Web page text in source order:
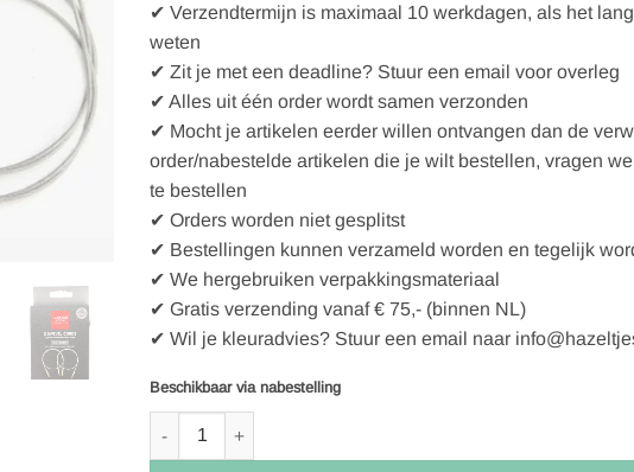
✔ Verzendtermijn is maximaal 10 werkdagen, als het
weten
✔ Zit je met een deadline? Stuur een email voor overleg
✔ Alles uit één order wordt samen verzonden
✔ Mocht je artikelen eerder willen ontvangen dan de
order/nabestelde artikelen die je wilt bestellen, vragen
te bestellen
✔ Orders worden niet gesplitst
✔ Bestellingen kunnen verzameld worden en tegelijk
✔ We hergebruiken verpakkingsmateriaal
✔ Gratis verzending vanaf € 75,- (binnen NL)
✔ Wil je kleuradvies? Stuur een email naar
Beschikbaar via nabestelling
Lantern Moon Swivel Verwis. kabel voor 100 cm naald - 2st